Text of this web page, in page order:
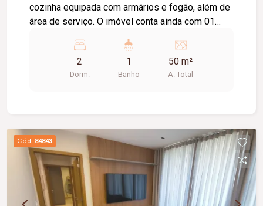
cozinha equipada com armários e fogão, além de
área de serviço. O imóvel conta ainda com 01
oferece excelente estrutura de lazer e segurança,
com portaria 24 horas, piscina, espaço gourmet
com churrasqueira, salão de festas e playground,
2
Dorm.
1
Banho
50 m²
A. Total
Cód. 84843